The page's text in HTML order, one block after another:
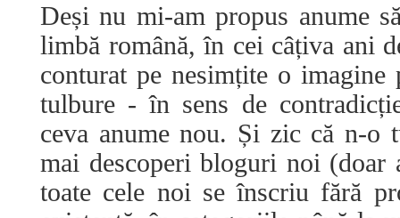
Deși nu mi-am propus anume
limbă română, în cei câțiva ani
conturat pe nesimțite o imagine
tulbure - în sens de
ceva anume nou. Și zic că n-o
mai descoperi bloguri noi (doar
toate cele noi se înscriu fără